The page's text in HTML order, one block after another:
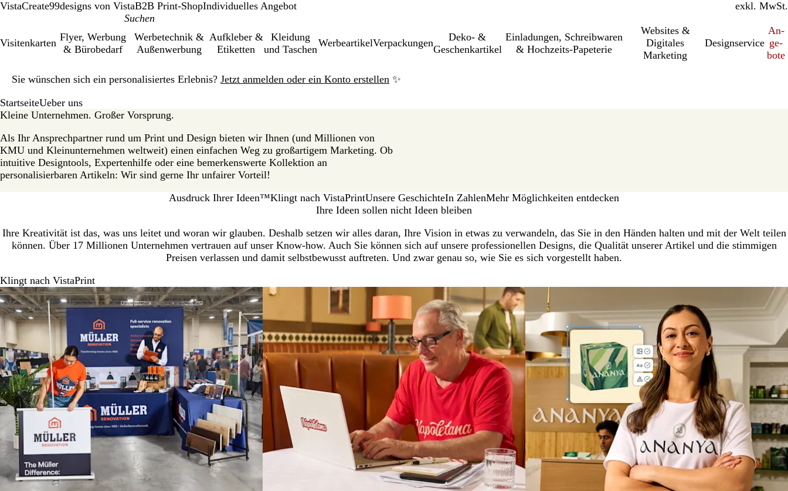
VistaCreate99designs von VistaB2B Print-ShopIndividuelles Angebot inkl. MwSt.
exkl. MwSt.
Visitenkarten
Flyer, Werbung
& Bürobedarf
Werbetechnik &
Außenwerbung
Aufkleber &
Etiketten
Kleidung
und Taschen
WerbeartikelVerpackungen
Deko- &
Geschenkartikel
Einl­a­dung­en, Schreib­wa­ren
& Hochzeits-Papeterie
Websites &
Digitales
Marketing
Designservice
An­­
ge­­
bo­­te
Sie wünschen sich ein personalisiertes Erlebnis? Jetzt anmelden oder ein Konto erstellen ✨
1
StartseiteUeber uns
Kleine Unternehmen. Großer Vorsprung.
Als Ihr Ansprechpartner rund um Print und Design bieten wir Ihnen (und Millionen von
KMU und Kleinunternehmen weltweit) einen einfachen Weg zu großartigem Marketing. Ob
intuitive Designtools, Expertenhilfe oder eine bemerkenswerte Kollektion an
personalisierbaren Artikeln: Wir sind gerne Ihr unfairer Vorteil!
Ausdruck Ihrer Ideen™Klingt nach VistaPrintUnsere GeschichteIn ZahlenMehr Möglichkeiten entdecken
Ihre Ideen sollen nicht Ideen bleiben
Ihre Kreativität ist das, was uns leitet und woran wir glauben. Deshalb setzen wir alles daran, Ihre Vision in etwas zu verwandeln, das Sie in den Händen halten und mit der Welt teilen
können. Über 17 Millionen Unternehmen vertrauen auf unser Know-how. Auch Sie können sich auf unsere professionellen Designs, die Qualität unserer Artikel und die stimmigen
Preisen verlassen und damit selbstbewusst auftreten. Und zwar genau so, wie Sie es sich vorgestellt haben.
Klingt nach VistaPrint